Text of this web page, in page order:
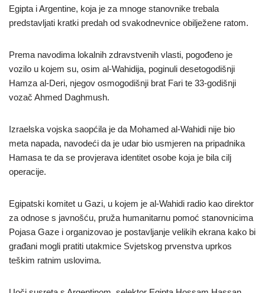
Egipta i Argentine, koja je za mnoge stanovnike trebala
predstavljati kratki predah od svakodnevnice obilježene ratom.
Prema navodima lokalnih zdravstvenih vlasti, pogođeno je
vozilo u kojem su, osim al-Wahidija, poginuli desetogodišnji
Hamza al-Deri, njegov osmogodišnji brat Fari te 33-godišnji
vozač Ahmed Daghmush.
Izraelska vojska saopćila je da Mohamed al-Wahidi nije bio
meta napada, navodeći da je udar bio usmjeren na pripadnika
Hamasa te da se provjerava identitet osobe koja je bila cilj
operacije.
Egipatski komitet u Gazi, u kojem je al-Wahidi radio kao direktor
za odnose s javnošću, pruža humanitarnu pomoć stanovnicima
Pojasa Gaze i organizovao je postavljanje velikih ekrana kako bi
građani mogli pratiti utakmice Svjetskog prvenstva uprkos
teškim ratnim uslovima.